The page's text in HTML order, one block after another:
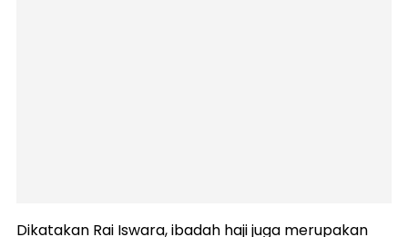
Dikatakan Rai Iswara, ibadah haji juga merupakan